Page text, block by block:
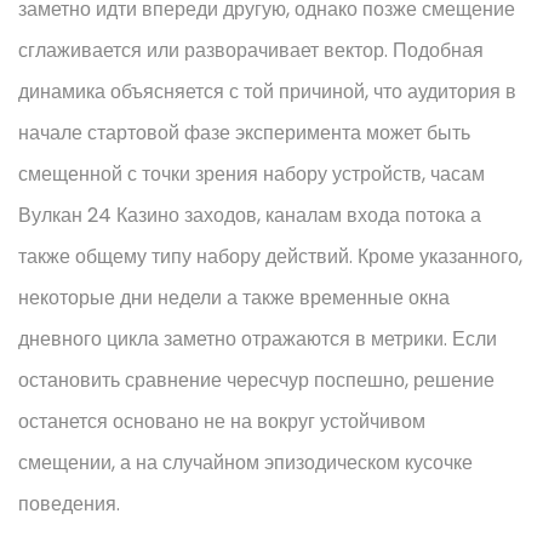
заметно идти впереди другую, однако позже смещение
сглаживается или разворачивает вектор. Подобная
динамика объясняется с той причиной, что аудитория в
начале стартовой фазе эксперимента может быть
смещенной с точки зрения набору устройств, часам
Вулкан 24 Казино заходов, каналам входа потока а
также общему типу набору действий. Кроме указанного,
некоторые дни недели а также временные окна
дневного цикла заметно отражаются в метрики. Если
остановить сравнение чересчур поспешно, решение
останется основано не на вокруг устойчивом
смещении, а на случайном эпизодическом кусочке
поведения.